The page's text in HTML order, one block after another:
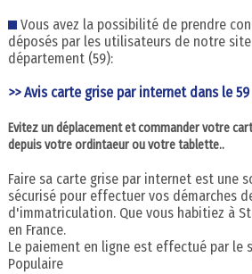
Vous avez la possibilité de prendre
déposés par les utilisateurs de notre
département (59):
>> Avis carte grise par internet dans le 59
Evitez un déplacement et commander votre
depuis votre ordintaeur ou votre tablette..
Faire sa carte grise par internet est une
sécurisé pour effectuer vos démarches
d'immatriculation. Que vous habitiez à
en France.
Le paiement en ligne est effectué par le
Populaire